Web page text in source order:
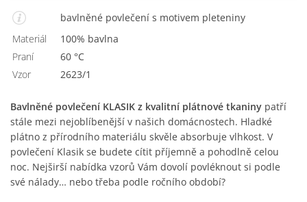
bavlněné povlečení s motivem pleteniny
Materiál
100% bavlna
Praní
60 °C
Vzor
2623/1
Bavlněné povlečení KLASIK z kvalitní plátnové tkaniny patří
stále mezi nejoblíbenější v našich domácnostech. Hladké
plátno z přírodního materiálu skvěle absorbuje vlhkost. V
povlečení Klasik se budete cítit příjemně a pohodlně celou
noc. Nejširší nabídka vzorů Vám dovolí povléknout si podle
své nálady… nebo třeba podle ročního období?